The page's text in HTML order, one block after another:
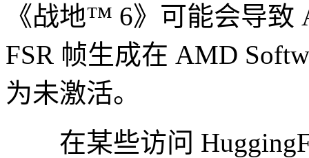
《战地™ 6》可能会导致
FSR 帧生成在 AMD
为未激活。
在某些访问